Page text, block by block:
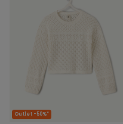
Outlet -50%*